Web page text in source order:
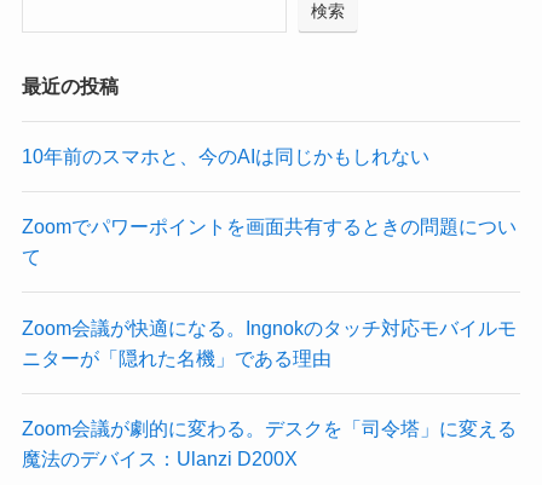
検索
最近の投稿
10年前のスマホと、今のAIは同じかもしれない
Zoomでパワーポイントを画面共有するときの問題につい
て
Zoom会議が快適になる。Ingnokのタッチ対応モバイルモ
ニターが「隠れた名機」である理由
Zoom会議が劇的に変わる。デスクを「司令塔」に変える
魔法のデバイス：Ulanzi D200X